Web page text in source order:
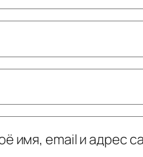
имя, email и адрес